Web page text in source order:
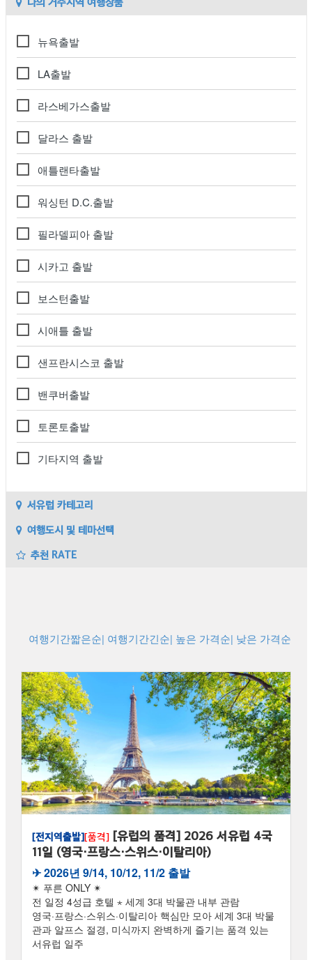
뉴욕출발
LA출발
라스베가스출발
달라스 출발
애틀랜타출발
워싱턴 D.C.출발
필라델피아 출발
시카고 출발
보스턴출발
시애틀 출발
샌프란시스코 출발
밴쿠버출발
토론토출발
기타지역 출발
서유럽 카테고리
여행도시 및 테마선택
추천 RATE
여행기간짧은순| 여행기간긴순| 높은 가격순| 낮은 가격순
[전지역출발][품격] [유럽의 품격] 2026 서유럽 4국
11일 (영국·프랑스·스위스·이탈리아)
✈︎ 2026년 9/14, 10/12, 11/2 출발
✴ 푸른 ONLY ✴
전 일정 4성급 호텔 ⋆ 세계 3대 박물관 내부 관람
영국·프랑스·스위스·이탈리아 핵심만 모아 세계 3대 박물
관과 알프스 절경, 미식까지 완벽하게 즐기는 품격 있는
서유럽 일주